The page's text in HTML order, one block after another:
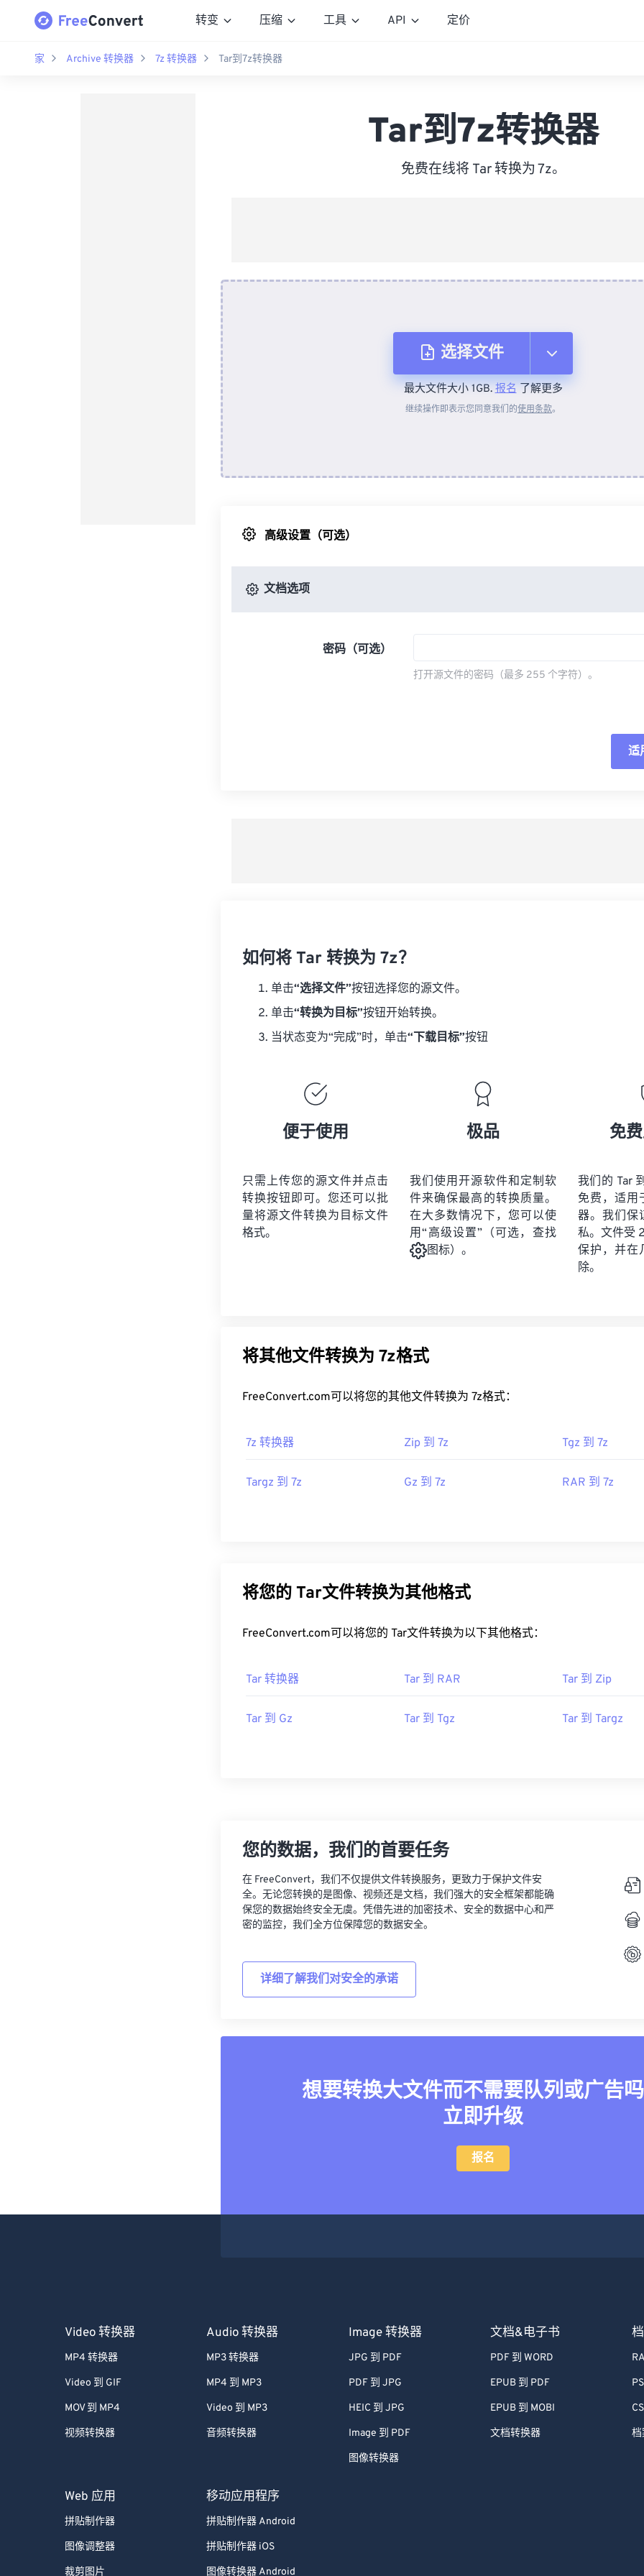
转变 压缩 工具 API 定价
家 Archive 转换器 7z 转换器 Tar到7z转换器
Tar到7z转换器
免费在线将 Tar 转换为 7z。
选择文件
从设备
最大文件大小 1GB.报名了解更多
继续操作即表示您同意我们的使用条款。
高级设置（可选）
文档选项
密码（可选）
打开源文件的密码（最多 255 个字符）。
适
如何将 Tar 转换为 7z？
单击“选择文件”按钮选择您的源文件。
单击“转换为目标”按钮开始转换。
当状态变为“完成”时，单击“下载目标”按钮
便于使用
只需上传您的源文件并点击
转换按钮即可。您还可以批
量将源文件转换为目标文件
格式。
极品
我们使用开源软件和定制软
件来确保最高的转换质量。
在大多数情况下，您可以使
用“高级设置”（可选，查找
图标）。
免
我们的 Tar
免费，适用
器。我们保
私。文件受
保护，并在
除。
将其他文件转换为 7z格式
FreeConvert.com可以将您的其他文件转换为 7z格式：
7z 转换器 Zip 到 7z Tgz 到 7z
Targz 到 7z Gz 到 7z RAR 到 7z
将您的 Tar文件转换为其他格式
FreeConvert.com可以将您的 Tar文件转换为以下其他格式：
Tar 转换器 Tar 到 RAR Tar 到 Zip
Tar 到 Gz Tar 到 Tgz Tar 到 Targz
您的数据，我们的首要任务
在 FreeConvert，我们不仅提供文件转换服务，更致力于保护文件安
全。无论您转换的是图像、视频还是文档，我们强大的安全框架都能确
保您的数据始终安全无虞。凭借先进的加密技术、安全的数据中心和严
密的监控，我们全方位保障您的数据安全。
详细了解我们对安全的承诺
想要转换大文件而不需要队列或广告吗
立即升级
报名
Video 转换器
MP4 转换器
Video 到 GIF
MOV 到 MP4
视频转换器
Audio 转换器
MP3 转换器
MP4 到 MP3
Video 到 MP3
音频转换器
Image 转换器
JPG 到 PDF
PDF 到 JPG
HEIC 到 JPG
Image 到 PDF
图像转换器
文档&电子书
PDF 到 WORD
EPUB 到 PDF
EPUB 到 MOBI
文档转换器 档
Web 应用
拼贴制作器
图像调整器
裁剪图片
移动应用程序
拼贴制作器 Android
拼贴制作器 iOS
图像转换器 Android